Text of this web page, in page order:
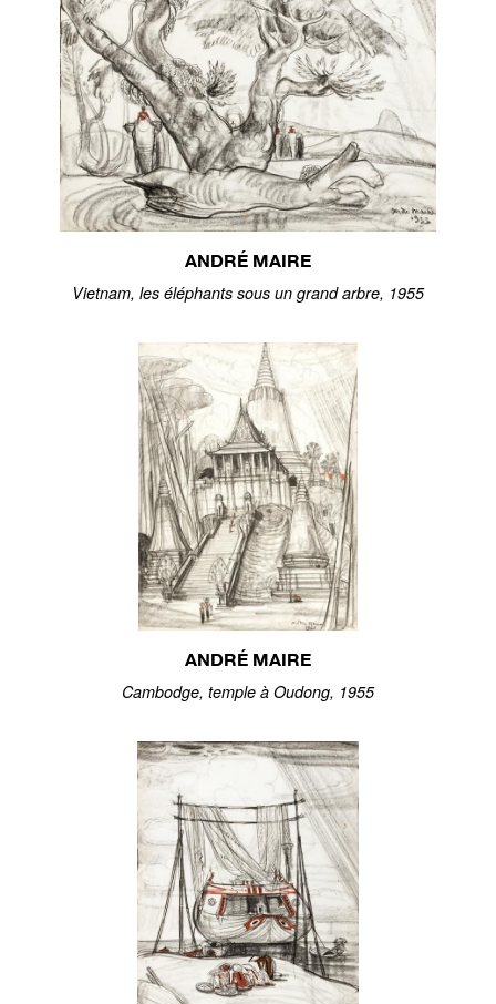
ANDRÉ MAIRE
Vietnam, les éléphants sous un grand arbre, 1955
ANDRÉ MAIRE
Cambodge, temple à Oudong, 1955